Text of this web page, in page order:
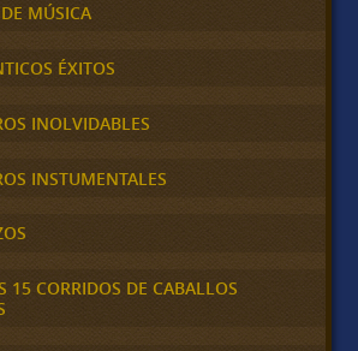
MÚSICA
ÉXITOS
INOLVIDABLES
INSTUMENTALES
15 CORRIDOS DE CABALLOS